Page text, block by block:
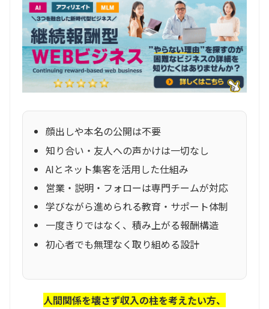
顔出しや本名の公開は不要
知り合い・友人への声かけは一切なし
AIとネット集客を活用した仕組み
営業・説明・フォローは専門チームが対応
学びながら進められる教育・サポート体制
一度きりではなく、積み上がる報酬構造
初心者でも無理なく取り組める設計
人間関係を壊さず収入の柱を考えたい方、